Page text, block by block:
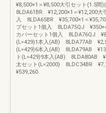
¥8,500×1＝¥8,500大引セット(1.5間
8LDA61BR ¥12,200×1＝¥12,200大
入 8LDA65BR ¥35,700×1＝
プセット1個入 8LDA75QJ ¥350×4
カバーセット1個入 8LDA76QJ
(L=429)1本入(AB) 8LDA77AB
(L=429)6本入(AB) 8LDA79AB
ト(L=429)9本入(AB) 8LDA80AB
太セット(L=2000) 8LDC34BR
¥539,260